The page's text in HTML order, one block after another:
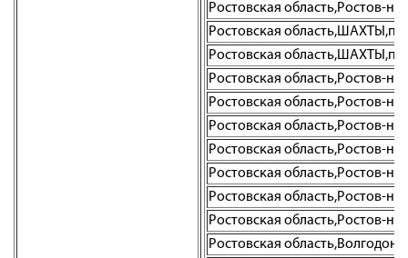
Ростовская область,Ростов-
Ростовская
Ростовская
Ростовская область,Ростов-
Ростовская область,Ростов-
Ростовская область,Ростов-
Ростовская область,Ростов-
Ростовская область,Ростов-
Ростовская область,Ростов-
Ростовская область,Ростов-
Ростовская